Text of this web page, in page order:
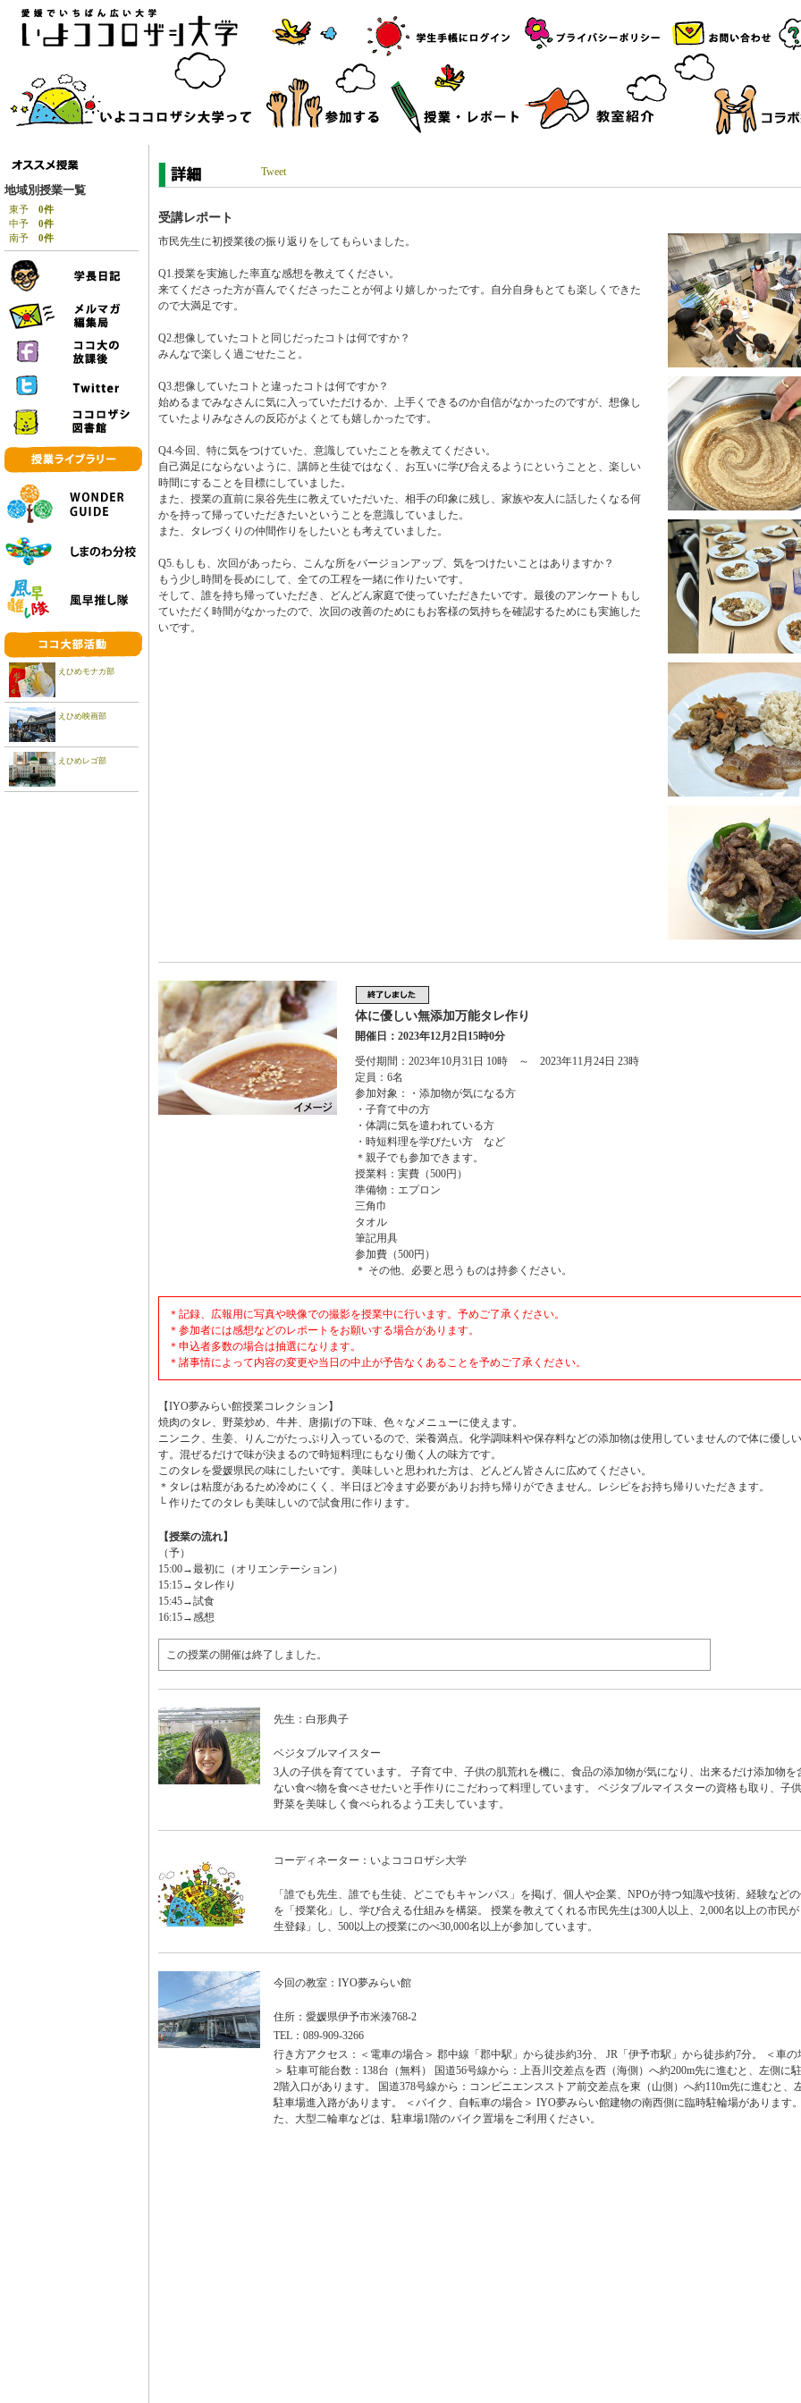
地域別授業一覧
東予 0件
中予 0件
南予 0件
えひめモナカ部
えひめ映画部
えひめレゴ部
Tweet
受講レポート
市民先生に初授業後の振り返りをしてもらいました。
Q1.授業を実施した率直な感想を教えてください。
来てくださった方が喜んでくださったことが何より嬉しかったです。自分自身もとても楽しくできた
ので大満足です。
Q2.想像していたコトと同じだったコトは何ですか？
みんなで楽しく過ごせたこと。
Q3.想像していたコトと違ったコトは何ですか？
始めるまでみなさんに気に入っていただけるか、上手くできるのか自信がなかったのですが、想像し
ていたよりみなさんの反応がよくとても嬉しかったです。
Q4.今回、特に気をつけていた、意識していたことを教えてください。
自己満足にならないように、講師と生徒ではなく、お互いに学び合えるようにということと、楽しい
時間にすることを目標にしていました。
また、授業の直前に泉谷先生に教えていただいた、相手の印象に残し、家族や友人に話したくなる何
かを持って帰っていただきたいということを意識していました。
また、タレづくりの仲間作りをしたいとも考えていました。
Q5.もしも、次回があったら、こんな所をバージョンアップ、気をつけたいことはありますか？
もう少し時間を長めにして、全ての工程を一緒に作りたいです。
そして、誰を持ち帰っていただき、どんどん家庭で使っていただきたいです。最後のアンケートもし
ていただく時間がなかったので、次回の改善のためにもお客様の気持ちを確認するためにも実施した
いです。
体に優しい無添加万能タレ作り
開催日：2023年12月2日15時0分
受付期間：2023年10月31日 10時 ～ 2023年11月24日 23時
定員：6名
参加対象：・添加物が気になる方
・子育て中の方
・体調に気を遣われている方
・時短料理を学びたい方 など
＊親子でも参加できます。
授業料：実費（500円）
準備物：エプロン
三角巾
タオル
筆記用具
参加費（500円）
＊ その他、必要と思うものは持参ください。
＊記録、広報用に写真や映像での撮影を授業中に行います。予めご了承ください。
＊参加者には感想などのレポートをお願いする場合があります。
＊申込者多数の場合は抽選になります。
＊諸事情によって内容の変更や当日の中止が予告なくあることを予めご了承ください。
【IYO夢みらい館授業コレクション】
焼肉のタレ、野菜炒め、牛丼、唐揚げの下味、色々なメニューに使えます。
ニンニク、生姜、りんごがたっぷり入っているので、栄養満点。化学調味料や保存料などの添加物は使用していませんので体に優し
す。混ぜるだけで味が決まるので時短料理にもなり働く人の味方です。
このタレを愛媛県民の味にしたいです。美味しいと思われた方は、どんどん皆さんに広めてください。
＊タレは粘度があるため冷めにくく、半日ほど冷ます必要がありお持ち帰りができません。レシピをお持ち帰りいただきます。
└ 作りたてのタレも美味しいので試食用に作ります。
【授業の流れ】
（予）
15:00→最初に（オリエンテーション）
15:15→タレ作り
15:45→試食
16:15→感想
この授業の開催は終了しました。
先生：白形典子
ベジタブルマイスター
3人の子供を育てています。 子育て中、子供の肌荒れを機に、食品の添加物が気になり、出来るだけ添加物を
ない食べ物を食べさせたいと手作りにこだわって料理しています。 ベジタブルマイスターの資格も取り、子
野菜を美味しく食べられるよう工夫しています。
コーディネーター：いよココロザシ大学
「誰でも先生、誰でも生徒、どこでもキャンパス」を掲げ、個人や企業、NPOが持つ知識や技術、経験など
を「授業化」し、学び合える仕組みを構築。 授業を教えてくれる市民先生は300人以上、2,000名以上の市民
生登録」し、500以上の授業にのべ30,000名以上が参加しています。
今回の教室：IYO夢みらい館
住所：愛媛県伊予市米湊768-2
TEL：089-909-3266
行き方アクセス：＜電車の場合＞ 郡中線「郡中駅」から徒歩約3分、 JR「伊予市駅」から徒歩約7分。 ＜車の
＞ 駐車可能台数：138台（無料） 国道56号線から：上吾川交差点を西（海側）へ約200m先に進むと、左側に
2階入口があります。 国道378号線から：コンビニエンスストア前交差点を東（山側）へ約110m先に進むと、
駐車場進入路があります。 ＜バイク、自転車の場合＞ IYO夢みらい館建物の南西側に臨時駐輪場があります
た、大型二輪車などは、駐車場1階のバイク置場をご利用ください。